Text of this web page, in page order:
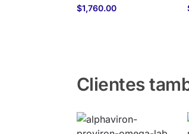
$1,760.00
Clientes